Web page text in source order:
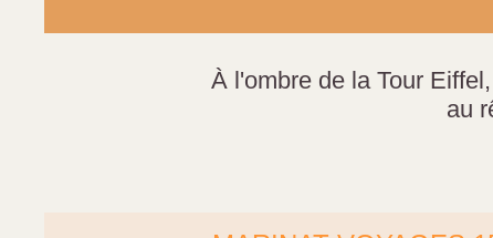
À l'ombre de la Tour
au